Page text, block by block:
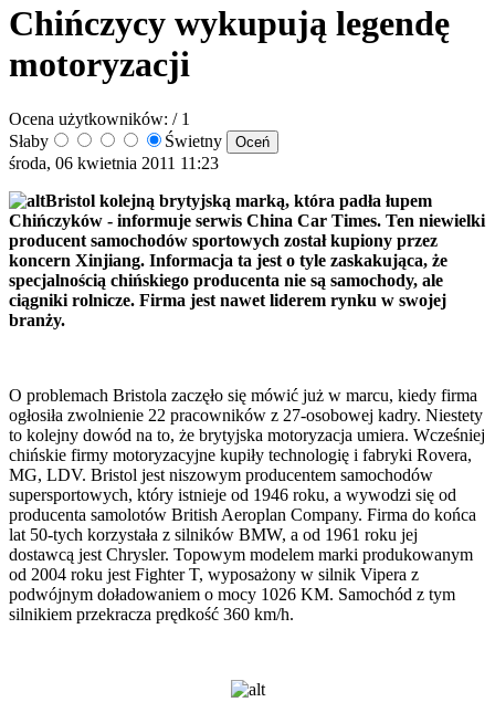
Chińczycy wykupują legendę
motoryzacji
Ocena użytkowników: / 1
Słaby
Świetny
środa, 06 kwietnia 2011 11:23
Bristol kolejną brytyjską marką, która padła łupem
Chińczyków - informuje serwis China Car Times. Ten niewielki
producent samochodów sportowych został kupiony przez
koncern Xinjiang. Informacja ta jest o tyle zaskakująca, że
specjalnością chińskiego producenta nie są samochody, ale
ciągniki rolnicze. Firma jest nawet liderem rynku w swojej
branży.
O problemach Bristola zaczęło się mówić już w marcu, kiedy firma
ogłosiła zwolnienie 22 pracowników z 27-osobowej kadry. Niestety
to kolejny dowód na to, że brytyjska motoryzacja umiera. Wcześniej
chińskie firmy motoryzacyjne kupiły technologię i fabryki Rovera,
MG, LDV. Bristol jest niszowym producentem samochodów
supersportowych, który istnieje od 1946 roku, a wywodzi się od
producenta samolotów British Aeroplan Company. Firma do końca
lat 50-tych korzystała z silników BMW, a od 1961 roku jej
dostawcą jest Chrysler. Topowym modelem marki produkowanym
od 2004 roku jest Fighter T, wyposażony w silnik Vipera z
podwójnym doładowaniem o mocy 1026 KM. Samochód z tym
silnikiem przekracza prędkość 360 km/h.